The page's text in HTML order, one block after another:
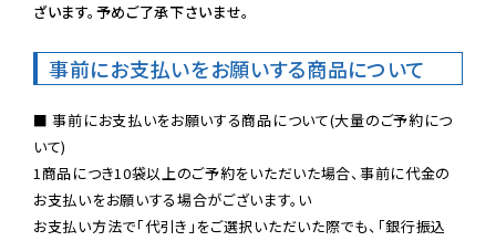
ざいます。予めご了承下さいませ。
事前にお支払いをお願いする商品について
■ 事前にお支払いをお願いする商品について(大量のご予約につ
いて)
1商品につき10袋以上のご予約をいただいた場合、事前に代金の
お支払いをお願いする場合がございます。い
お支払い方法で「代引き」をご選択いただいた際でも、「銀行振込